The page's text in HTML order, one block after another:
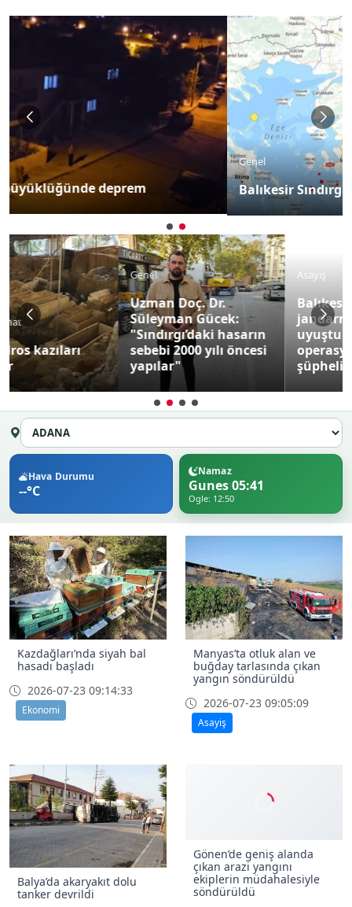
Genel
Balıkesir Sındırgı'da 4.9 büyüklüğünde deprem
Genel
Uzman Doç. Dr.
Süleyman Gücek:
"Sındırgı’daki hasarın
sebebi 2000 yılı öncesi
yapılar"
Asayiş
Balıkesir'de
jandarmadan
uyuşturucu
operasyonu: 22
şüpheli yakalandı
Hava Durumu
--°C
Namaz
Gunes 05:41
Ogle: 12:50
Kazdağları’nda siyah bal
hasadı başladı
2026-07-23 09:14:33
Ekonomi
Manyas’ta otluk alan ve
buğday tarlasında çıkan
yangın söndürüldü
2026-07-23 09:05:09
Asayiş
Balya’da akaryakıt dolu
tanker devrildi
Gönen’de geniş alanda
çıkan arazi yangını
ekiplerin müdahalesiyle
söndürüldü